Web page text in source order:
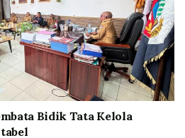
Bidik Tata Kelola